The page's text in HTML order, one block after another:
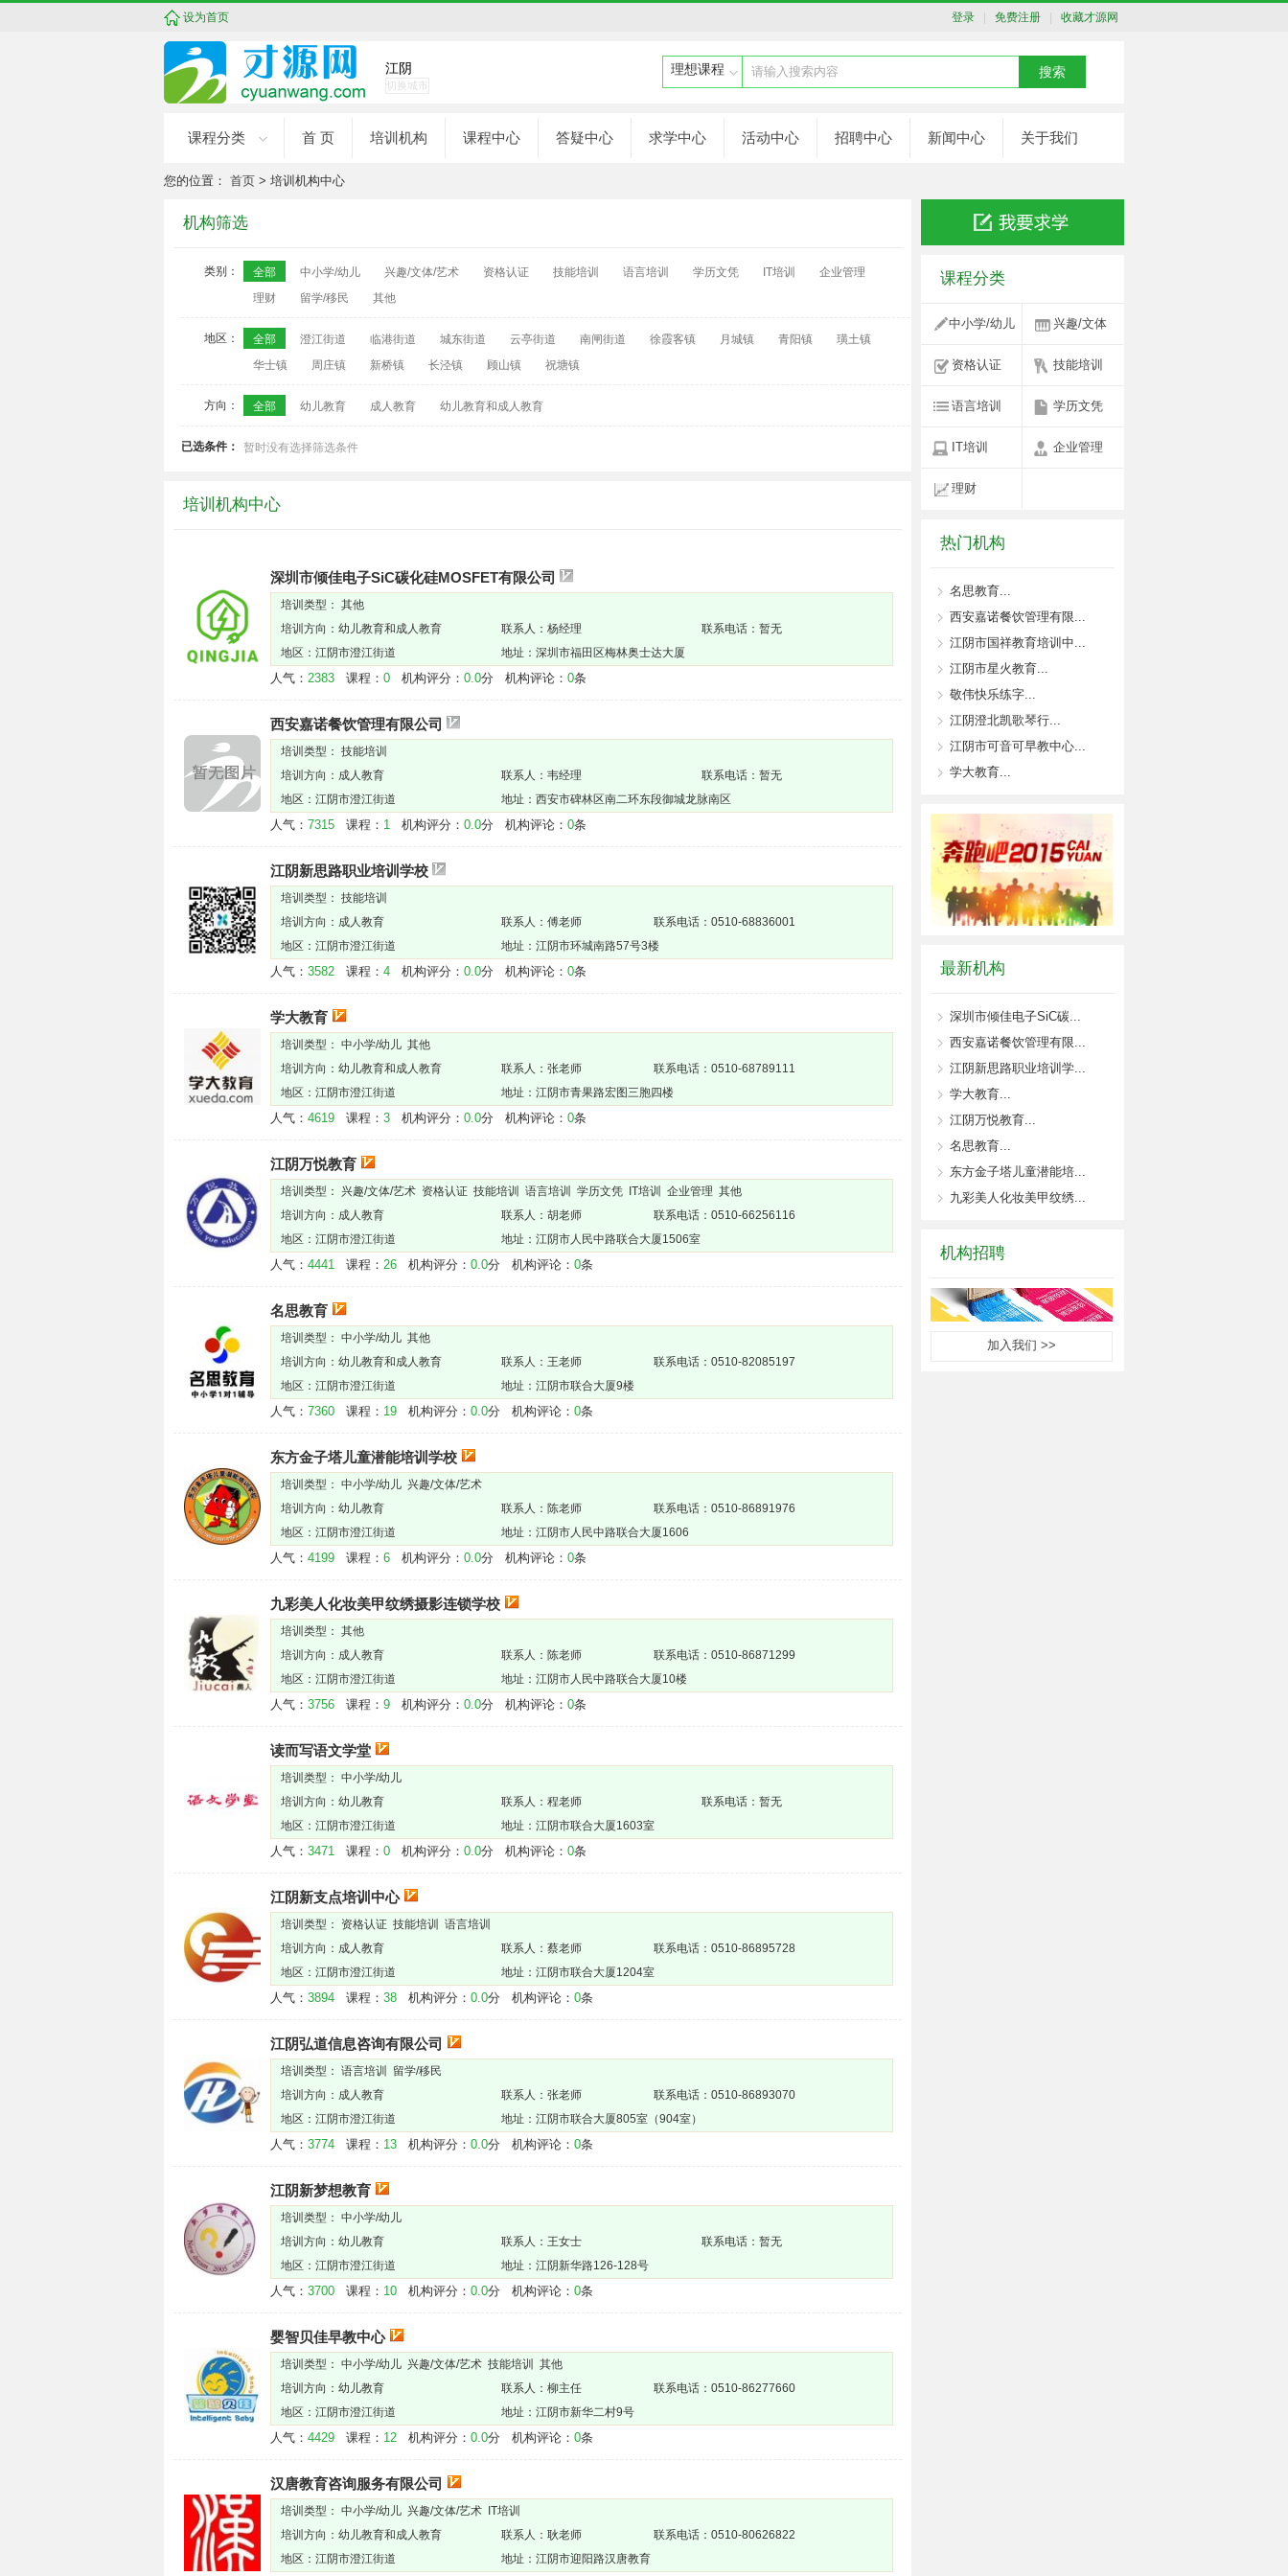
设为首页 登录 免费注册 收藏才源网
江阴
切换城市
请输入搜索内容
课程分类 首 页 培训机构 课程中心 答疑中心 求学中心 活动中心 招聘中心 新闻中心 关于我们
您的位置： 首页 > 培训机构中心
课程分类
中小学/幼儿 兴趣/文体
资格认证 技能培训
语言培训 学历文凭
IT培训 企业管理
理财
热门机构
名思教育...
西安嘉诺餐饮管理有限...
江阴市国祥教育培训中...
江阴市星火教育...
敬伟快乐练字...
江阴澄北凯歌琴行...
江阴市可音可早教中心...
学大教育...
最新机构
深圳市倾佳电子SiC碳...
西安嘉诺餐饮管理有限...
江阴新思路职业培训学...
学大教育...
江阴万悦教育...
名思教育...
东方金子塔儿童潜能培...
九彩美人化妆美甲纹绣...
机构招聘
加入我们 >>
机构筛选
类别： 全部 中小学/幼儿 兴趣/文体/艺术 资格认证 技能培训 语言培训 学历文凭 IT培训
企业管理
理财
留学/移民 其他
地区： 全部 澄江街道 临港街道 城东街道 云亭街道 南闸街道 徐霞客镇 月城镇 青阳镇
璜土镇
华士镇
周庄镇 新桥镇 长泾镇 顾山镇 祝塘镇
方向： 全部 幼儿教育 成人教育 幼儿教育和成人教育
已选条件： 暂时没有选择筛选条件
培训机构中心
深圳市倾佳电子SiC碳化硅MOSFET有限公司
培训类型： 其他
培训方向：幼儿教育和成人教育
联系人：杨经理
联系电话：暂无
地区：江阴市澄江街道
地址：深圳市福田区梅林奥士达大厦
人气： 2383 课程： 0 机构评分： 0.0分 机构评论： 0条
西安嘉诺餐饮管理有限公司
培训类型： 技能培训
培训方向：成人教育
联系人：韦经理
联系电话：暂无
地区：江阴市澄江街道
地址：西安市碑林区南二环东段御城龙脉南区
人气： 7315 课程： 1 机构评分： 0.0分 机构评论： 0条
江阴新思路职业培训学校
培训类型： 技能培训
培训方向：成人教育
联系人：傅老师
联系电话：0510-68836001
地区：江阴市澄江街道
地址：江阴市环城南路57号3楼
人气： 3582 课程： 4 机构评分： 0.0分 机构评论： 0条
学大教育
培训类型： 中小学/幼儿 其他
培训方向：幼儿教育和成人教育
联系人：张老师
联系电话：0510-68789111
地区：江阴市澄江街道
地址：江阴市青果路宏图三胞四楼
人气： 4619 课程： 3 机构评分： 0.0分 机构评论： 0条
江阴万悦教育
培训类型： 兴趣/文体/艺术 资格认证 技能培训 语言培训 学历文凭 IT培训 企业管理 其他
培训方向：成人教育
联系人：胡老师
联系电话：0510-66256116
地区：江阴市澄江街道
地址：江阴市人民中路联合大厦1506室
人气： 4441 课程： 26 机构评分： 0.0分 机构评论： 0条
名思教育
培训类型： 中小学/幼儿 其他
培训方向：幼儿教育和成人教育
联系人：王老师
联系电话：0510-82085197
地区：江阴市澄江街道
地址：江阴市联合大厦9楼
人气： 7360 课程： 19 机构评分： 0.0分 机构评论： 0条
东方金子塔儿童潜能培训学校
培训类型： 中小学/幼儿 兴趣/文体/艺术
培训方向：幼儿教育
联系人：陈老师
联系电话：0510-86891976
地区：江阴市澄江街道
地址：江阴市人民中路联合大厦1606
人气： 4199 课程： 6 机构评分： 0.0分 机构评论： 0条
九彩美人化妆美甲纹绣摄影连锁学校
培训类型： 其他
培训方向：成人教育
联系人：陈老师
联系电话：0510-86871299
地区：江阴市澄江街道
地址：江阴市人民中路联合大厦10楼
人气： 3756 课程： 9 机构评分： 0.0分 机构评论： 0条
读而写语文学堂
培训类型： 中小学/幼儿
培训方向：幼儿教育
联系人：程老师
联系电话：暂无
地区：江阴市澄江街道
地址：江阴市联合大厦1603室
人气： 3471 课程： 0 机构评分： 0.0分 机构评论： 0条
江阴新支点培训中心
培训类型： 资格认证 技能培训 语言培训
培训方向：成人教育
联系人：蔡老师
联系电话：0510-86895728
地区：江阴市澄江街道
地址：江阴市联合大厦1204室
人气： 3894 课程： 38 机构评分： 0.0分 机构评论： 0条
江阴弘道信息咨询有限公司
培训类型： 语言培训 留学/移民
培训方向：成人教育
联系人：张老师
联系电话：0510-86893070
地区：江阴市澄江街道
地址：江阴市联合大厦805室（904室）
人气： 3774 课程： 13 机构评分： 0.0分 机构评论： 0条
江阴新梦想教育
培训类型： 中小学/幼儿
培训方向：幼儿教育
联系人：王女士
联系电话：暂无
地区：江阴市澄江街道
地址：江阴新华路126-128号
人气： 3700 课程： 10 机构评分： 0.0分 机构评论： 0条
婴智贝佳早教中心
培训类型： 中小学/幼儿 兴趣/文体/艺术 技能培训 其他
培训方向：幼儿教育
联系人：柳主任
联系电话：0510-86277660
地区：江阴市澄江街道
地址：江阴市新华二村9号
人气： 4429 课程： 12 机构评分： 0.0分 机构评论： 0条
汉唐教育咨询服务有限公司
培训类型： 中小学/幼儿 兴趣/文体/艺术 IT培训
培训方向：幼儿教育和成人教育
联系人：耿老师
联系电话：0510-80626822
地区：江阴市澄江街道
地址：江阴市迎阳路汉唐教育